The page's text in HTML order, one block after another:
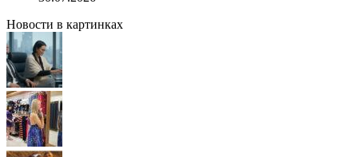
Новости в картинках